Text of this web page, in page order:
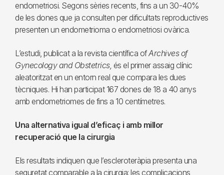
endometriosi. Segons sèries recents, fins a un 30-40%
de les dones que ja consulten per dificultats reproductives
presenten un endometrioma o endometriosi ovàrica.
L’estudi, publicat a la revista científica ofArchives of
Gynecology and Obstetrics, és el primer assaig clínic
aleatoritzat en un entorn real que compara les dues
tècniques. Hi han participat 167 dones de 18 a 40 anys
amb endometriomes de fins a 10 centímetres.
Una alternativa igual d’eficaç i amb millor
recuperació que la cirurgia
Els resultats indiquen que l’escleroteràpia presenta una
seguretat comparable a la cirurgia: les complicacions